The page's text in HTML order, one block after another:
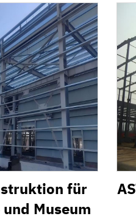
für
Museum